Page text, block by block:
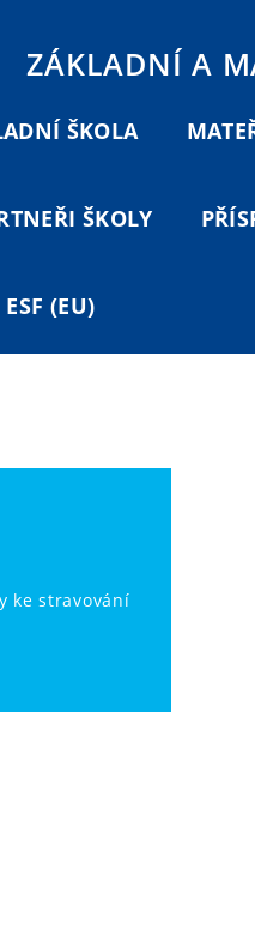
ZÁKLADNÍ A
ŠKOLA
ŠKOLY
ESF (EU)
ke stravování